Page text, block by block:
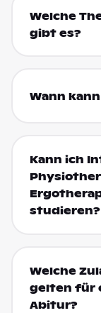
Welche
gibt es?
Wann
Kann ich
studieren?
Welche
gelten für
Abitur?